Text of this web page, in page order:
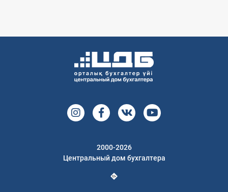
2000-2026
Центральный дом бухгалтера